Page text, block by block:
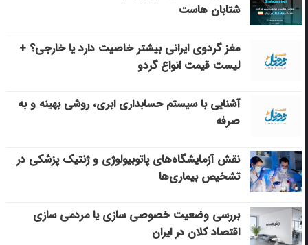
شتابان هاست
مغز گردوی ایرانی بیشتر خاصیت دارد یا خارجی؟ +
لیست قیمت انواع گردو
آشنایی با سیستم حسابداری ابری، روشی بهینه و به
صرفه
نقش آزمایشگاه‌های پاتوبیولوژی و ژنتیک پزشکی در
تشخیص بیماری‌ها
بررسی وضعیت خصوصی سازی یا مردمی سازی
اقتصاد کلان در ایران